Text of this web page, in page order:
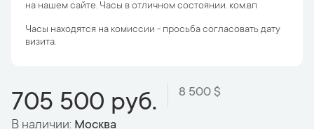
на нашем сайте. Часы в отличном состоянии. ком.вп
Часы находятся на комиссии - просьба согласовать дату
визита.
705 500 руб. 8 500 $
В наличии: Москва